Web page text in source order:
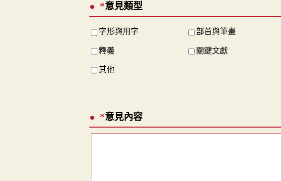
*意見類型
字形與用字 部首與筆畫
釋義 關鍵文獻
其他
*意見內容